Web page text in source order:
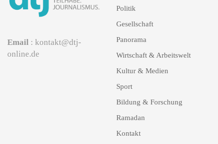
Email : kontakt@dtj-
online.de
Politik
Gesellschaft
Panorama
Wirtschaft & Arbeitswelt
Kultur & Medien
Sport
Bildung & Forschung
Ramadan
Kontakt